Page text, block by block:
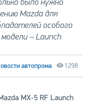
было нужно
Mazda для
особого
– Launch
автопрома 1298
MX-5 RF Launch